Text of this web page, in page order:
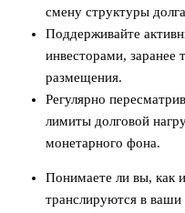
смену структуры
Поддерживайте
инвесторами, заранее
размещения.
Регулярно
лимиты долговой
монетарного фона.
Понимаете ли вы,
транслируются в